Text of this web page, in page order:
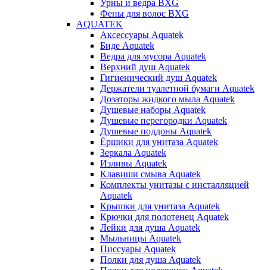
Урны и ведра BXG
Фены для волос BXG
AQUATEK
Аксессуары Aquatek
Биде Aquatek
Ведра для мусора Aquatek
Верхний душ Aquatek
Гигиенический душ Aquatek
Держатели туалетной бумаги Aquatek
Дозаторы жидкого мыла Aquatek
Душевые наборы Aquatek
Душевые перегородки Aquatek
Душевые поддоны Aquatek
Ёршики для унитаза Aquatek
Зеркала Aquatek
Изливы Aquatek
Клавиши смыва Aquatek
Комплекты унитазы с инсталляцией
Aquatek
Крышки для унитаза Aquatek
Крючки для полотенец Aquatek
Лейки для душа Aquatek
Мыльницы Aquatek
Писсуары Aquatek
Полки для душа Aquatek